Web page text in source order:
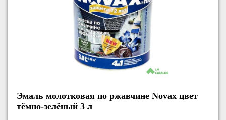
молотковая по ржавчине Novax цвет
зелёный 3 л
Эмаль